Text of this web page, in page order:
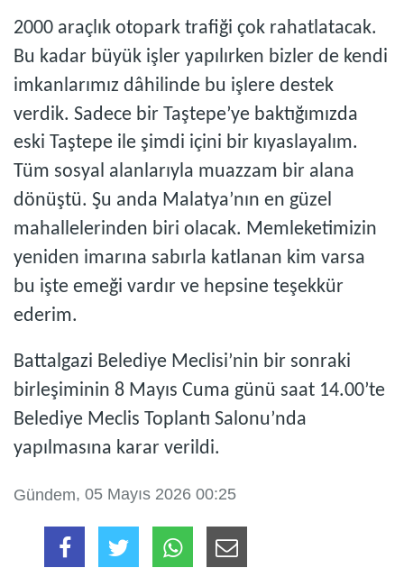
2000 araçlık otopark trafiği çok rahatlatacak.
Bu kadar büyük işler yapılırken bizler de kendi
imkanlarımız dâhilinde bu işlere destek
verdik. Sadece bir Taştepe’ye baktığımızda
eski Taştepe ile şimdi içini bir kıyaslayalım.
Tüm sosyal alanlarıyla muazzam bir alana
dönüştü. Şu anda Malatya’nın en güzel
mahallelerinden biri olacak. Memleketimizin
yeniden imarına sabırla katlanan kim varsa
bu işte emeği vardır ve hepsine teşekkür
ederim.
Battalgazi Belediye Meclisi’nin bir sonraki
birleşiminin 8 Mayıs Cuma günü saat 14.00’te
Belediye Meclis Toplantı Salonu’nda
yapılmasına karar verildi.
Gündem, 05 Mayıs 2026 00:25